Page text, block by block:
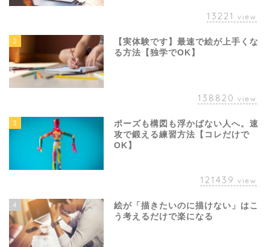
13221 view
2
【実体験です】最速で絵が上手くな
る方法【独学でOK】
138820 view
3
ポーズも構図も浮かばない人へ。速
攻で鍛える練習方法【コレだけで
OK】
121439 view
4
絵が「描きたいのに描けない」はこ
う考えるだけで楽になる
【コレだけでOK】絵描き